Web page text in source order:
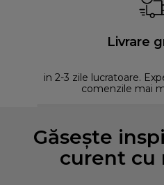
Livrare
in 2-3 zile lucratoare.
comenzile mai
Găsește
curent cu